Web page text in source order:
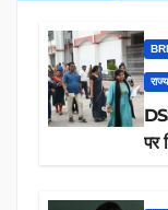
राज्य
पर